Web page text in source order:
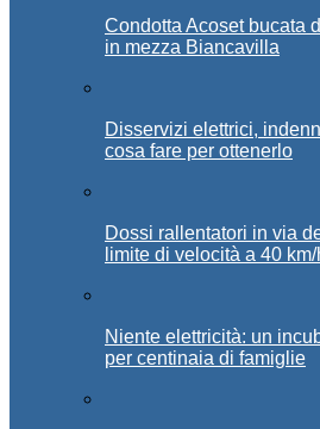
Condotta Acoset bucata
in mezza Biancavilla
Disservizi elettrici,
cosa fare per ottenerlo
Dossi rallentatori in via
limite di velocità a 40 km/
Niente elettricità: un
per centinaia di famiglie